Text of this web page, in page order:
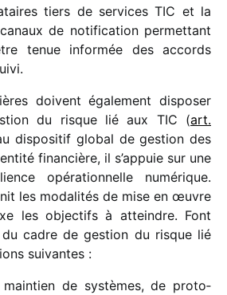
tiers de services TIC et la
de noti­fi­ca­tion permet­tant
tenue infor­mée des accords
doivent égale­ment dispo­ser
du risque lié aux TIC (art.
dispo­si­tif global de gestion des
finan­cière, il s’appuie sur une
opéra­tion­nelle numé­rique.
les moda­li­tés de mise en œuvre
les objec­tifs à atteindre. Font
cadre de gestion du risque lié
suivantes :
main­tien de systèmes, de proto­